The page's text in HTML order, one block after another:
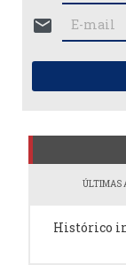
mail
ÚLTIMAS
Histórico